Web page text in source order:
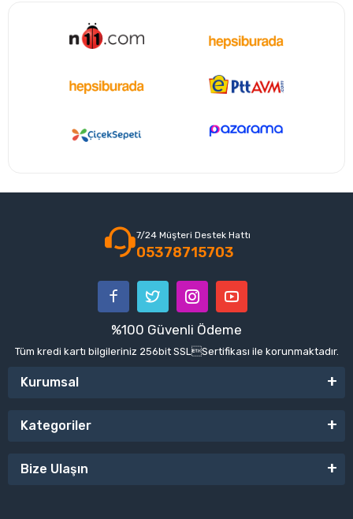
7/24 Müşteri Destek Hattı
05378715703
%100 Güvenli Ödeme
Tüm kredi kartı bilgileriniz 256bit SSLSertifikası ile korunmaktadır.
Kurumsal
Kategoriler
Bize Ulaşın